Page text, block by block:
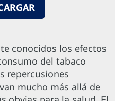
conocidos los efectos
del tabaco
repercusiones
mucho más allá de